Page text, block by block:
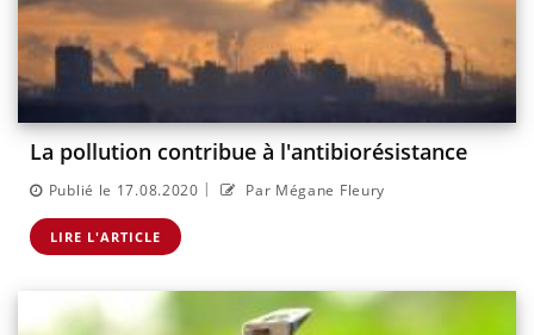
La pollution contribue à l'antibiorésistance
Publié le 17.08.2020 | Par Mégane Fleury
LIRE L'ARTICLE